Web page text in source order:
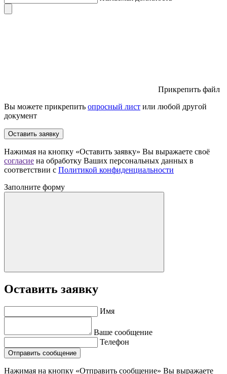
Прикрепить файл
Вы можете прикрепить опросный лист или любой другой
документ
Оставить заявку
Нажимая на кнопку «Оставить заявку» Вы выражаете своё
согласие на обработку Ваших персональных данных в
соответствии с Политикой конфиденциальности
Заполните форму
Оставить заявку
Имя
Ваше сообщение
Телефон
Отправить сообщение
Нажимая на кнопку «Отправить сообщение» Вы выражаете